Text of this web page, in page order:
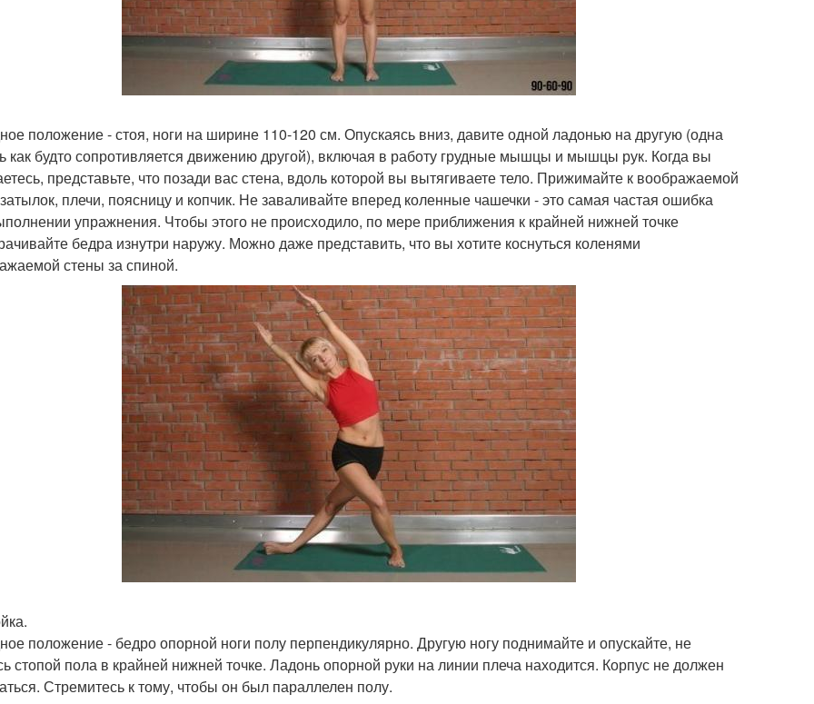
положение - стоя, ноги на ширине 110-120 см. Опускаясь вниз, давите одной ладонью на другую (одна
как будто сопротивляется движению другой), включая в работу грудные мышцы и мышцы рук. Когда вы
представьте, что позади вас стена, вдоль которой вы вытягиваете тело. Прижимайте к воображаемой
плечи, поясницу и копчик. Не заваливайте вперед коленные чашечки - это самая частая ошибка
упражнения. Чтобы этого не происходило, по мере приближения к крайней нижней точке
бедра изнутри наружу. Можно даже представить, что вы хотите коснуться коленями
стены за спиной.
положение - бедро опорной ноги полу перпендикулярно. Другую ногу поднимайте и опускайте, не
стопой пола в крайней нижней точке. Ладонь опорной руки на линии плеча находится. Корпус не должен
Стремитесь к тому, чтобы он был параллелен полу.